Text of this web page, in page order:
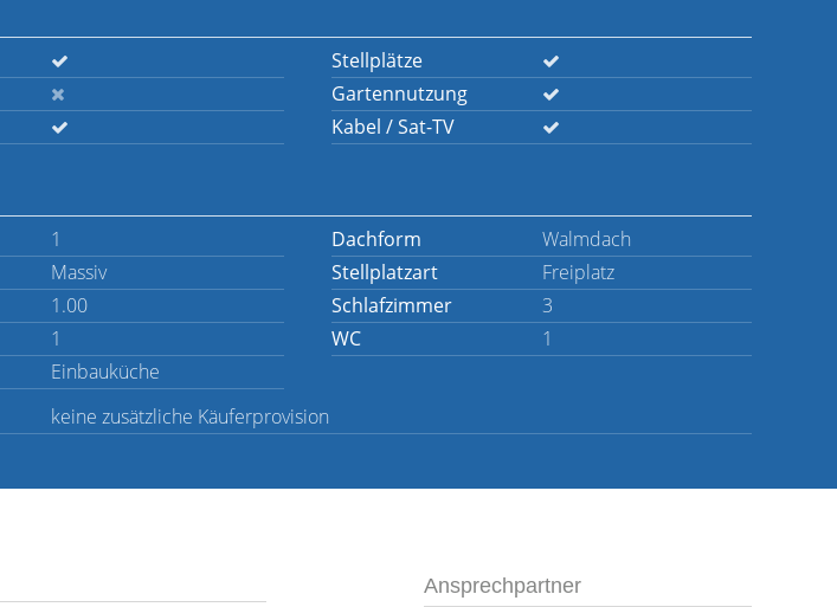
Stellplätze
Gartennutzung
Kabel / Sat-TV
1 Dachform
Walmdach
Massiv Stellplatzart
Freiplatz
1.00 Schlafzimmer
3
1 WC
1
Einbauküche
keine zusätzliche Käuferprovision
Ansprechpartner